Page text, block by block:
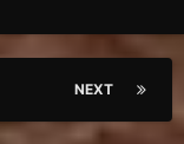
NEXT